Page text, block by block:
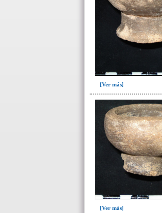
[Ver más]
[Ver más]